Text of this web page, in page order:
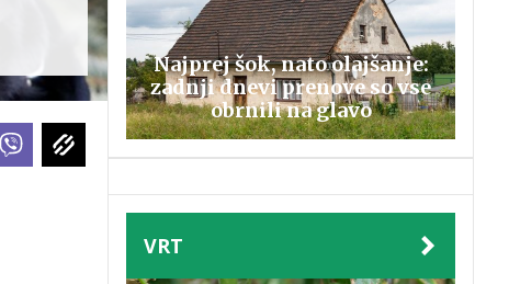
Najprej šok, nato olajšanje:
zadnji dnevi prenove so vse
obrnili na glavo
VRT